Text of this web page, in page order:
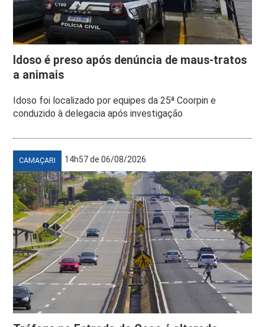
Idoso é preso após denúncia de maus-tratos
a animais
Idoso foi localizado por equipes da 25ª Coorpin e
conduzido à delegacia após investigação
CAMAÇARI 14h57 de 06/08/2026